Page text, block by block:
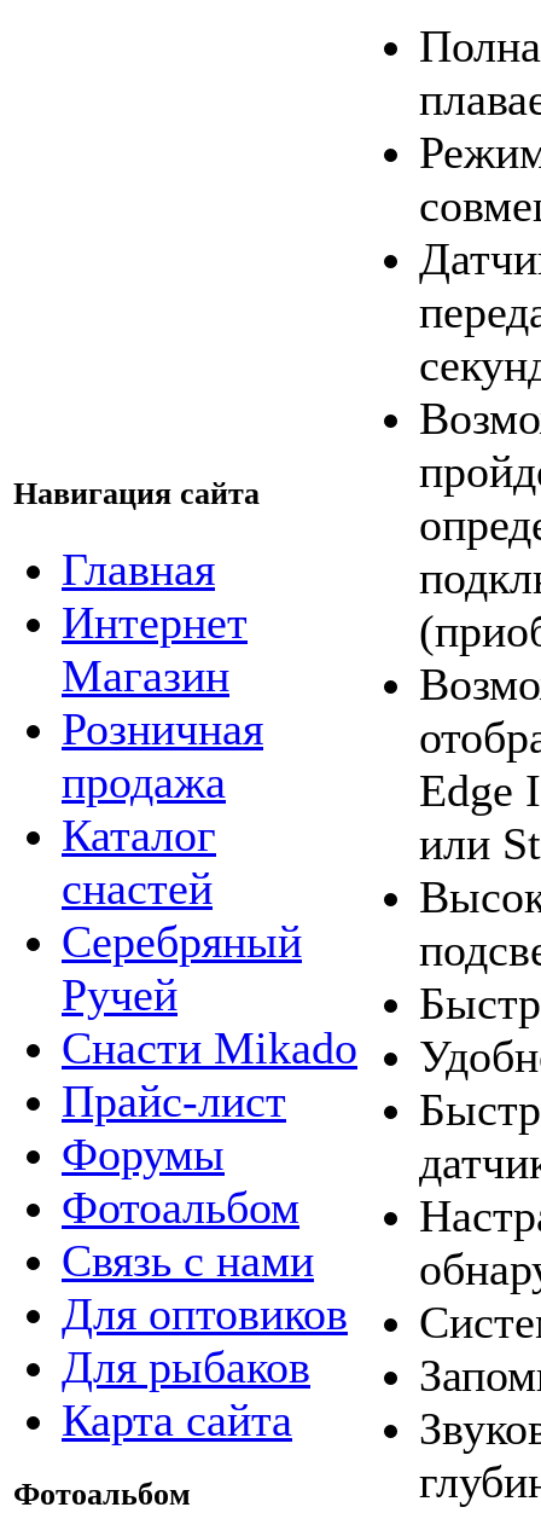
Навигация сайта
Главная
Интернет
Магазин
Розничная
продажа
Каталог
снастей
Серебряный
Ручей
Снасти Mikado
Прайс-лист
Форумы
Фотоальбом
Связь с нами
Для оптовиков
Для рыбаков
Карта сайта
Фотоальбом
Edge
или